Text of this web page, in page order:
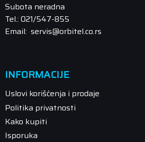
Subota neradna
Tel.: 021/547-855
Email: servis@orbitel.co.rs
INFORMACIJE
Uslovi korišćenja i prodaje
Politika privatnosti
Kako kupiti
Isporuka